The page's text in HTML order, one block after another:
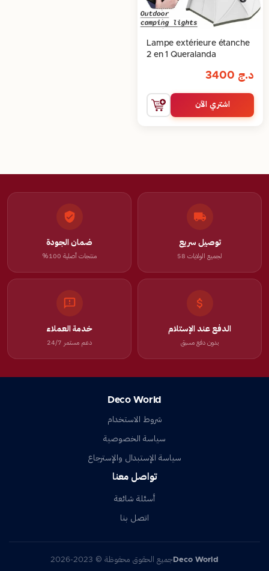
Lampe extérieure étanche
2 en 1 Queralanda
د.ج
اشتري الآن
توصيل سريع
لجميع الولايات 58
ضمان الجودة
منتجات أصلية 100%
الدفع عند الإستلام
بدون دفع مسبق
خدمة العملاء
دعم مستمر 24/7
Deco World
شروط الاستخدام
سياسة الخصوصية
سياسة الإستبدال والإسترجاع
تواصل معنا
أسئلة شائعة
اتصل بنا
Deco World جميع الحقوق محفوظة © 2023-2026